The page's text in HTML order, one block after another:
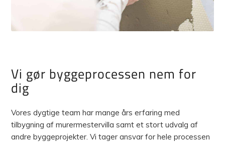
Vi gør byggeprocessen nem for
dig
Vores dygtige team har mange års erfaring med
tilbygning af murermestervilla samt et stort udvalg af
andre byggeprojekter. Vi tager ansvar for hele processen